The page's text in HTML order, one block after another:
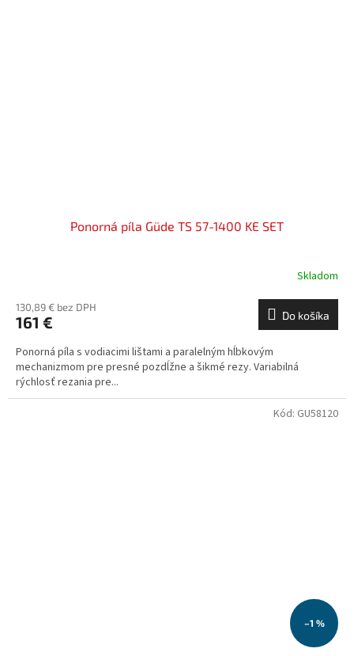
Ponorná píla Güde TS 57-1400 KE SET
Skladom
130,89 € bez DPH
161 € Do košíka
Ponorná píla s vodiacimi lištami a paralelným hĺbkovým
mechanizmom pre presné pozdĺžne a šikmé rezy. Variabilná
rýchlosť rezania pre...
–1 %
Kód: GU58120